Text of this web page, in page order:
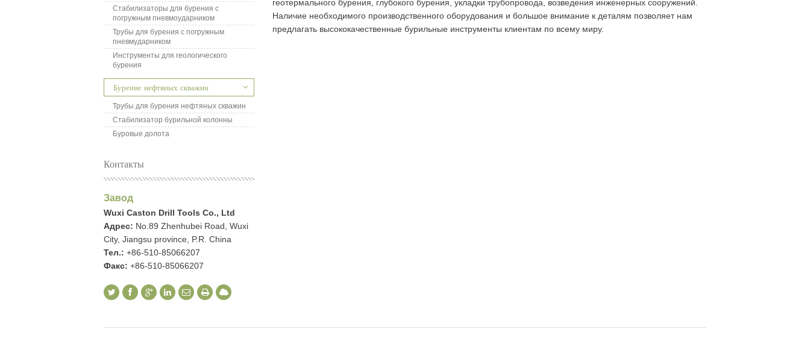
геотермального бурения, глубокого бурения, укладки трубопровода, возведения инженерных сооружений.
Наличие необходимого производственного оборудования и большое внимание к деталям позволяет нам
предлагать высококачественные бурильные инструменты клиентам по всему миру.
Стабилизаторы для бурения с
погружным пневмоударником
Трубы для бурения с погружным
пневмударником
Инструменты для геологического
бурения
Бурение нефтяных скважин
Трубы для бурения нефтяных скважин
Стабилизатор бурильной колонны
Буровые долота
Контакты
Завод
Wuxi Caston Drill Tools Co., Ltd
Адрес: No.89 Zhenhubei Road, Wuxi
City, Jiangsu province, P.R. China
Тел.: +86-510-85066207
Факс: +86-510-85066207